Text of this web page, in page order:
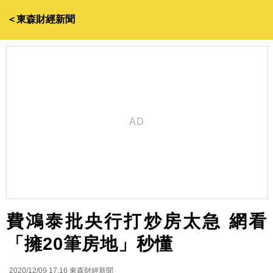
＜東森財經新聞
費鴻泰批央行打炒房太急 網看
「擁20筆房地」秒懂
2020/12/09 17:16 東森財經新聞